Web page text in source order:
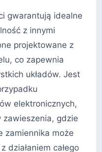
gwarantują idealne
z innymi
projektowane z
co zapewnia
układów. Jest
elektronicznych,
zawieszenia, gdzie
zamiennika może
działaniem całego